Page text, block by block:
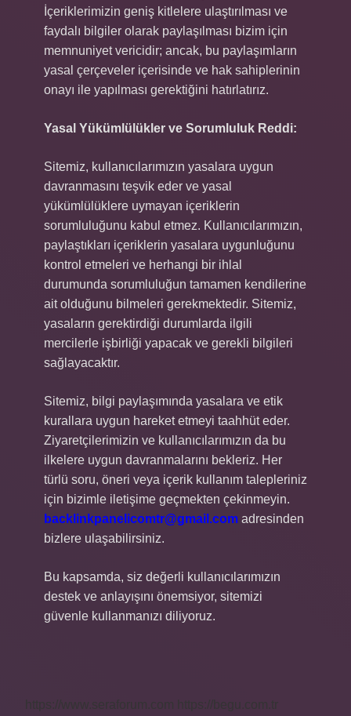
İçeriklerimizin geniş kitlelere ulaştırılması ve
faydalı bilgiler olarak paylaşılması bizim için
memnuniyet vericidir; ancak, bu paylaşımların
yasal çerçeveler içerisinde ve hak sahiplerinin
onayı ile yapılması gerektiğini hatırlatırız.
Yasal Yükümlülükler ve Sorumluluk Reddi:
Sitemiz, kullanıcılarımızın yasalara uygun
davranmasını teşvik eder ve yasal
yükümlülüklere uymayan içeriklerin
sorumluluğunu kabul etmez. Kullanıcılarımızın,
paylaştıkları içeriklerin yasalara uygunluğunu
kontrol etmeleri ve herhangi bir ihlal
durumunda sorumluluğun tamamen kendilerine
ait olduğunu bilmeleri gerekmektedir. Sitemiz,
yasaların gerektirdiği durumlarda ilgili
mercilerle işbirliği yapacak ve gerekli bilgileri
sağlayacaktır.
Sitemiz, bilgi paylaşımında yasalara ve etik
kurallara uygun hareket etmeyi taahhüt eder.
Ziyaretçilerimizin ve kullanıcılarımızın da bu
ilkelere uygun davranmalarını bekleriz. Her
türlü soru, öneri veya içerik kullanım talepleriniz
için bizimle iletişime geçmekten çekinmeyin.
backlinkpanelicomtr@gmail.com adresinden
bizlere ulaşabilirsiniz.
Bu kapsamda, siz değerli kullanıcılarımızın
destek ve anlayışını önemsiyor, sitemizi
güvenle kullanmanızı diliyoruz.